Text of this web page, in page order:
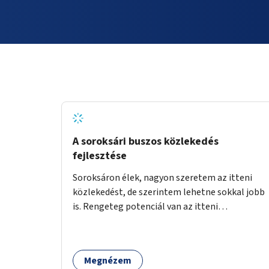
A soroksári buszos közlekedés
fejlesztése
Soroksáron élek, nagyon szeretem az itteni
közlekedést, de szerintem lehetne sokkal jobb
is. Rengeteg potenciál van az itteni
vele és egy nagyon kényelmes járat. Nagyon jól
el lehet vele kerülni a HÉVet, ráadásul
Megnézem